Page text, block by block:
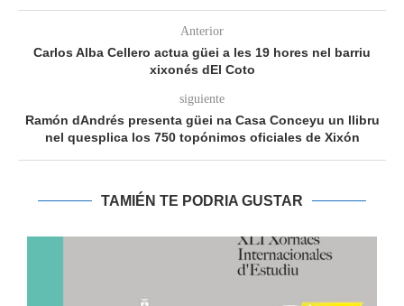
Anterior
Carlos Alba Cellero actua güei a les 19 hores nel barriu
xixonés dEl Coto
siguiente
Ramón dAndrés presenta güei na Casa Conceyu un llibru
nel quesplica los 750 topónimos oficiales de Xixón
TAMIÉN TE PODRIA GUSTAR